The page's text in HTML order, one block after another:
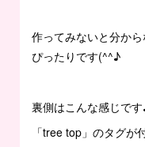
作ってみないと分か
ぴったりです(^^♪
裏側はこんな感じで
「tree top」のタグが